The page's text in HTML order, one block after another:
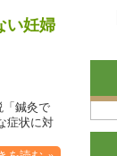
い妊婦
「鍼灸で
症状に対